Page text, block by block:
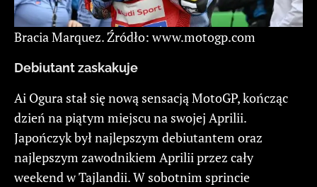
Bracia Marquez. Źródło: www.motogp.com
Debiutant zaskakuje
Ai Ogura stał się nową sensacją MotoGP, kończąc
dzień na piątym miejscu na swojej Aprilii.
Japończyk był najlepszym debiutantem oraz
najlepszym zawodnikiem Aprilii przez cały
weekend w Tajlandii. W sobotnim sprincie